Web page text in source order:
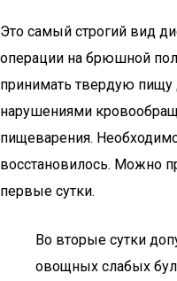
Это самый строгий вид
операции на брюшной
принимать твердую пищу
нарушениями
пищеварения.
восстановилось. Можно
первые сутки.
Во вторые сутки
овощных слабых